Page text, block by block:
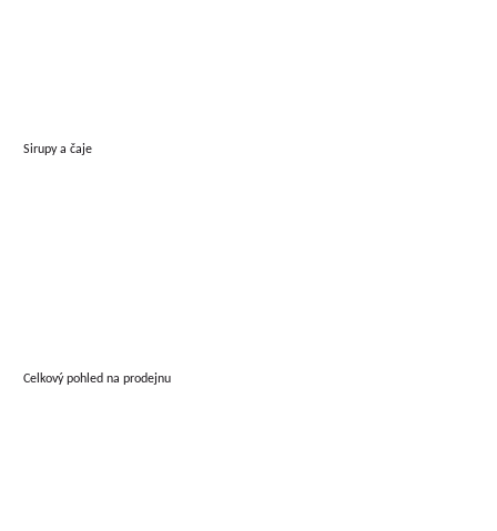
Sirupy a čaje
Celkový pohled na prodejnu